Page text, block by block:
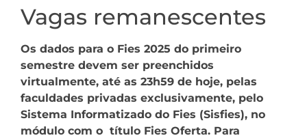
Vagas remanescentes
Os dados para o Fies 2025 do primeiro
semestre devem ser preenchidos
virtualmente, até as 23h59 de hoje, pelas
faculdades privadas exclusivamente, pelo
Sistema Informatizado do Fies (Sisfies), no
módulo com o título Fies Oferta. Para